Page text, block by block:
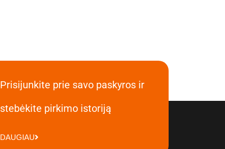
Prisijunkite prie savo paskyros ir
stebėkite pirkimo istoriją
DAUGIAU